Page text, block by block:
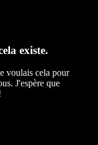
existe.
voulais cela pour
J'espère que